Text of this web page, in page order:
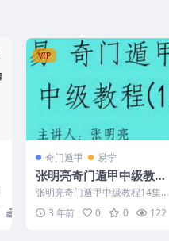
VIP
奇门遁甲 易学
张明亮奇门遁甲中级教程
14集视频课程
张明亮奇门遁甲中级教程14集 4
3 年前 0 0 122